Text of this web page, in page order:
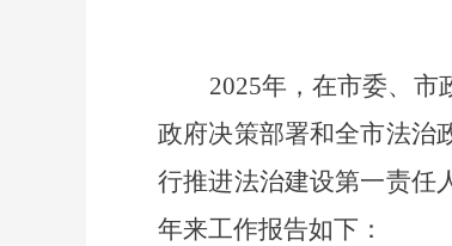
2025年，在市委、
政府决策部署和全市法治
行推进法治建设第一责任
年来工作报告如下 ：